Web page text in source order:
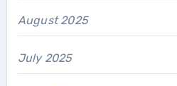
August 2025
July 2025